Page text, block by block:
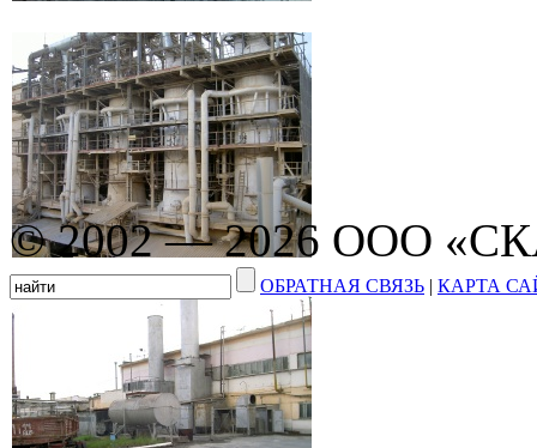
© 2002 — 2026 ООО
ОБРАТНАЯ СВЯЗЬ | КАРТА